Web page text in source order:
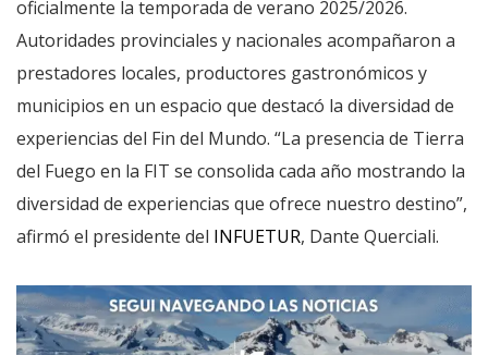
oficialmente la temporada de verano 2025/2026.
Autoridades provinciales y nacionales acompañaron a
prestadores locales, productores gastronómicos y
municipios en un espacio que destacó la diversidad de
experiencias del Fin del Mundo. “La presencia de Tierra
del Fuego en la FIT se consolida cada año mostrando la
diversidad de experiencias que ofrece nuestro destino”,
afirmó el presidente del INFUETUR, Dante Querciali.